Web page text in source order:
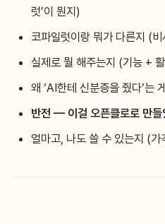
럿’이 뭔지)
코파일럿이랑 뭐가 다른지 (
실제로 뭘 해주는지 (기능 +
왜 ‘AI한테 신분증을 줬다’는
반전 — 이걸 오픈클로로 만들
얼마고, 나도 쓸 수 있는지 (가